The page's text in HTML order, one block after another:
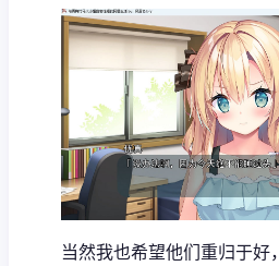
当然我也希望他们重归于好